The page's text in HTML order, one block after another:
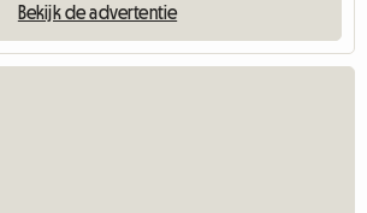
Bekijk de advertentie